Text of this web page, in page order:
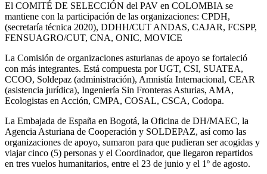
El COMITÉ DE SELECCIÓN del PAV en COLOMBIA se
mantiene con la participación de las organizaciones: CPDH,
(secretaría técnica 2020), DDHH/CUT ANDAS, CAJAR, FCSPP,
FENSUAGRO/CUT, CNA, ONIC, MOVICE
La Comisión de organizaciones asturianas de apoyo se fortaleció
con más integrantes. Está compuesta por UGT, CSI, SUATEA,
CCOO, Soldepaz (administración), Amnistía Internacional, CEAR
(asistencia jurídica), Ingeniería Sin Fronteras Asturias, AMA,
Ecologistas en Acción, CMPA, COSAL, CSCA, Codopa.
La Embajada de España en Bogotá, la Oficina de DH/MAEC, la
Agencia Asturiana de Cooperación y SOLDEPAZ, así como las
organizaciones de apoyo, sumaron para que pudieran ser acogidas y
viajar cinco (5) personas y el Coordinador, que llegaron repartidos
en tres vuelos humanitarios, entre el 23 de junio y el 1º de agosto.